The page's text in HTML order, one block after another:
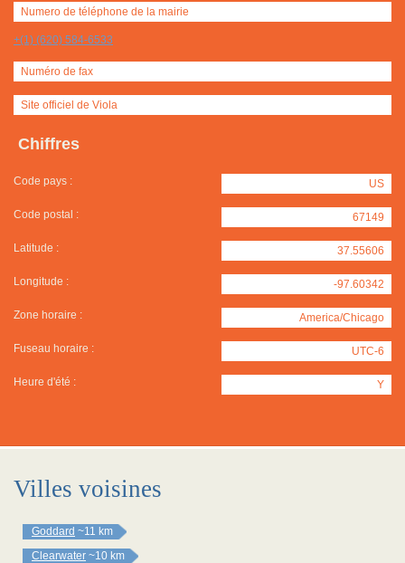
Numero de téléphone de la mairie
+(1) (620) 584-6533
Numéro de fax
Site officiel de Viola
Chiffres
Code pays : US
Code postal : 67149
Latitude : 37.55606
Longitude : -97.60342
Zone horaire : America/Chicago
Fuseau horaire : UTC-6
Heure d'été : Y
Villes voisines
Goddard ~11 km
Clearwater ~10 km